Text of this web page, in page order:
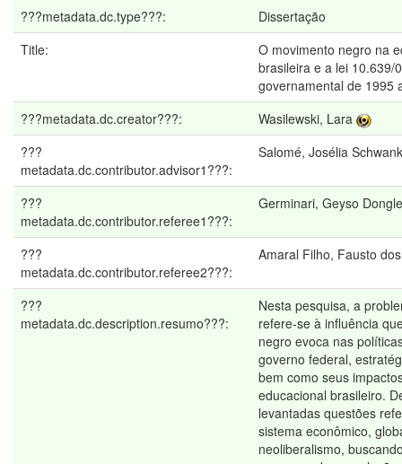
???metadata.dc.type???:
Dissertação
Title:
O movimento negro na
brasileira e a lei 10.639/
governamental de 1995
???metadata.dc.creator???:
Wasilewski, Lara
???
metadata.dc.contributor.advisor1???:
Salomé, Josélia
???
metadata.dc.contributor.referee1???:
Germinari, Geyso
???
metadata.dc.contributor.referee2???:
Amaral Filho, Fausto
???
metadata.dc.description.resumo???:
Nesta pesquisa, a
refere-se à influência
negro evoca nas
governo federal,
bem como seus
educacional brasileiro.
levantadas questões
sistema econômico,
neoliberalismo,